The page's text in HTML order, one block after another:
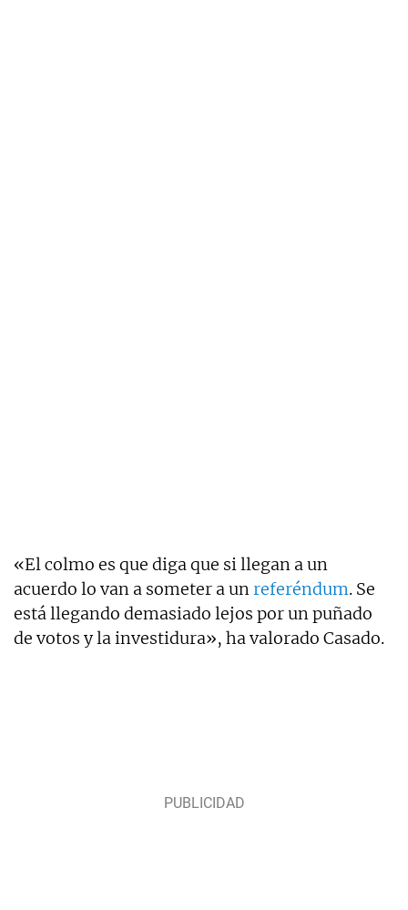
«El colmo es que diga que si llegan a un
acuerdo lo van a someter a unreferéndum. Se
está llegando demasiado lejos por un puñado
de votos y la investidura», ha valorado Casado.